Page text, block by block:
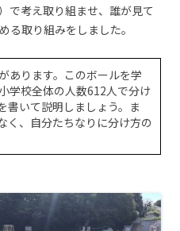
で考え取り組ませ、誰が見て
る取り組みをしました。
あります。このボールを学
学校全体の人数612人で分け
書いて説明しましょう。ま
く、自分たちなりに分け方の